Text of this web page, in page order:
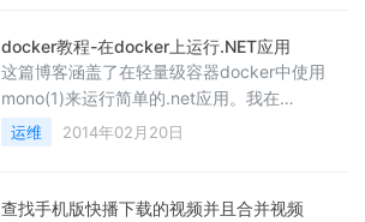
docker教程-在docker上运行.NET应用
这篇博客涵盖了在轻量级容器docker中使用
mono(1)来运行简单的.net应用。我在
windows中运行docker,这个工作非常快，您可
以参照安装说明来安装dock...
运维 2014年02月20日
查找手机版快播下载的视频并且合并视频